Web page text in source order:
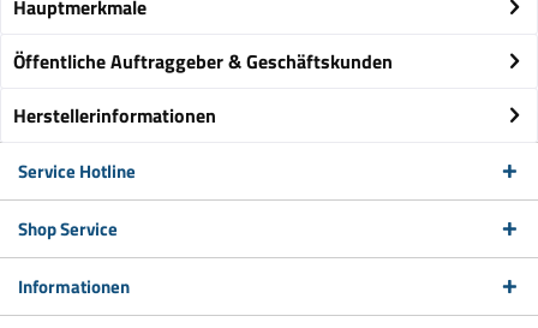
Hauptmerkmale
Öffentliche Auftraggeber & Geschäftskunden
Herstellerinformationen
Service Hotline
Shop Service
Informationen